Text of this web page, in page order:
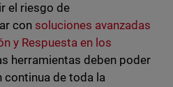
el riesgo de
con soluciones avanzadas
y Respuesta en los
herramientas deben poder
continua de toda la